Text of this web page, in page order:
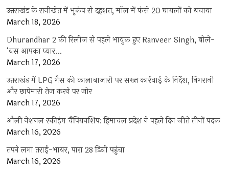
उत्तराखंड के रानीखेत में भूकंप से दहशत, मॉल में फंसे 20 घायलों को बचाया
March 18, 2026
Dhurandhar 2 की रिलीज से पहले भावुक हुए Ranveer Singh, बोले-
‘बस आपका प्यार…
March 17, 2026
उत्तराखंड में LPG गैस की कालाबाजारी पर सख्त कार्रवाई के निर्देश, निगरानी
और छापेमारी तेज करने पर जोर
March 17, 2026
औली नेशनल स्कीइंग चैंपियनशिप: हिमाचल प्रदेश ने पहले दिन जीते तीनों पदक
March 16, 2026
तपने लगा तराई-भाबर, पारा 28 डिग्री पहुंचा
March 16, 2026